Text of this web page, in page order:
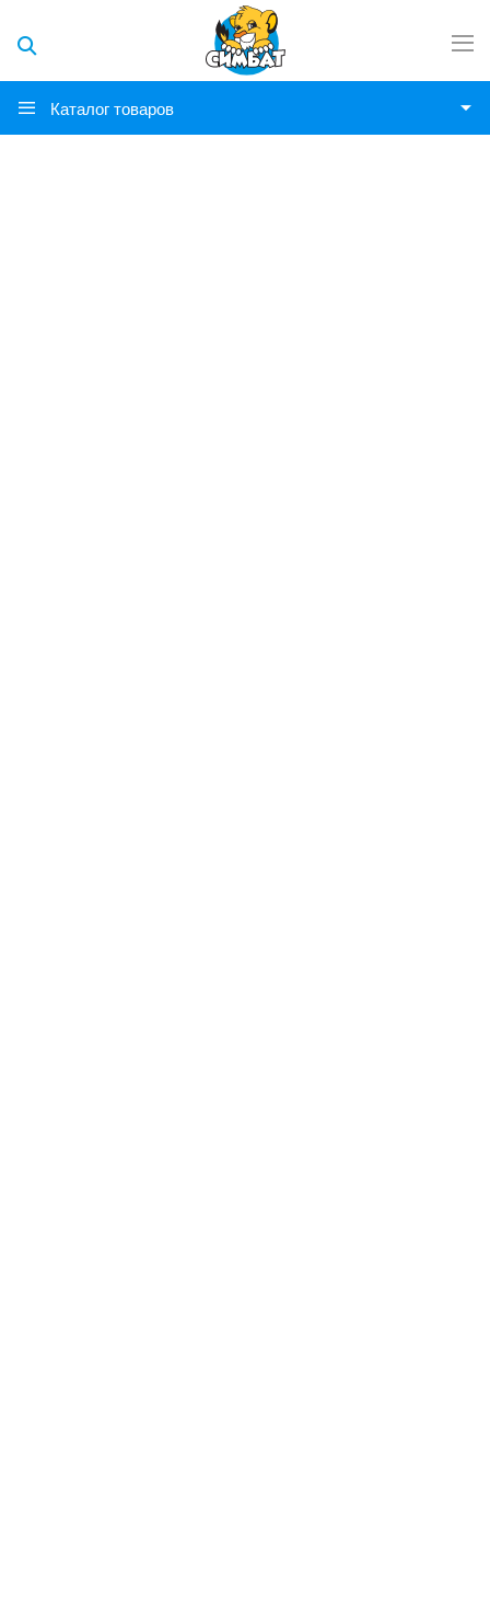
Каталог товаров